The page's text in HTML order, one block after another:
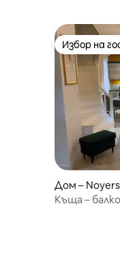
Избор на
Избор на
Дом – Noyers
Къща –